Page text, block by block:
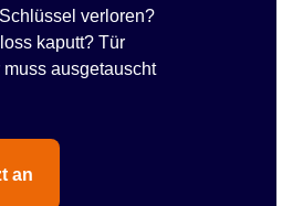
verloren?
kaputt? Tür
ausgetauscht
an